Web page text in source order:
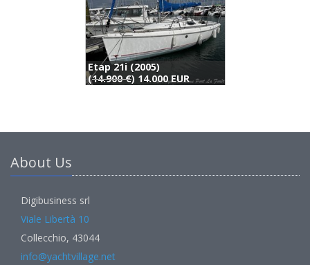
Etap 21i (2005)
(14.900 €) 14.000 EUR
About Us
Digibusiness srl
Viale Libertà 10
Collecchio, 43044
info@yachtvillage.net